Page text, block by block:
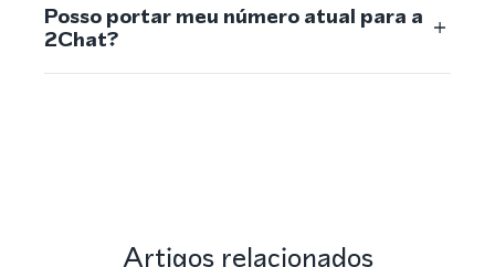
Posso portar meu número atual para a
2Chat?
Artigos relacionados